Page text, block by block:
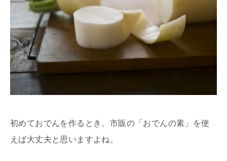
初めておでんを作るとき、市販の「おでんの素」を使
えば大丈夫と思いますよね。